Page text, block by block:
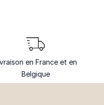
en France et en
Belgique